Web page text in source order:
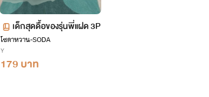
เด็กสุดดื้อของรุ่นพี่แฝด 3P
โซดาหวาน-SODA
Y
179 บาท